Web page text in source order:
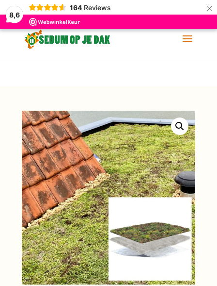
8,6
164 Reviews ×
06-11 88 62 60 info@sedumopjedak.nl